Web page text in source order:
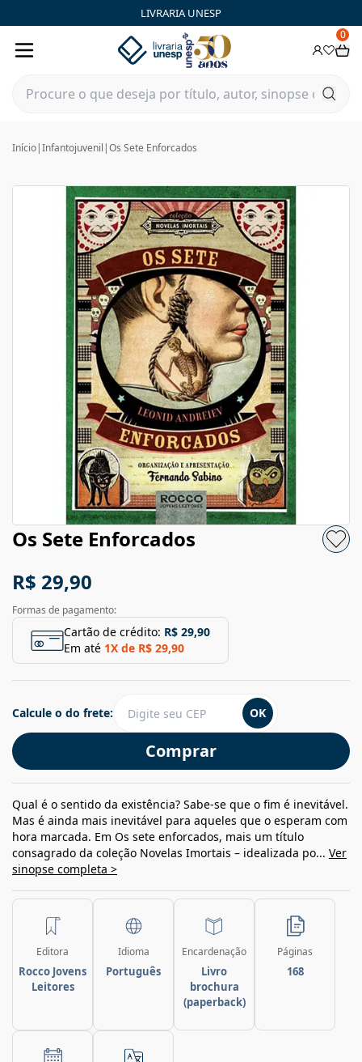
LIVRARIA UNESP
0
Início|Infantojuvenil |Os Sete Enforcados
Os Sete Enforcados
R$ 29,90
Formas de pagamento:
Cartão de crédito: R$ 29,90
Em até 1X de R$ 29,90
Comprar
Calcule o do frete: OK
Qual é o sentido da existência? Sabe-se que o fim é inevitável.
Mas é ainda mais inevitável para aqueles que o esperam com
hora marcada. Em Os sete enforcados, mais um título
consagrado da coleção Novelas Imortais – idealizada po... Ver
sinopse completa >
Editora
Rocco Jovens
Leitores
Idioma
Português
Encardenação
Livro
brochura
(paperback)
Páginas
168